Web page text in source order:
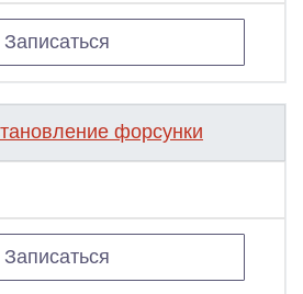
Записаться
форсунки
Записаться